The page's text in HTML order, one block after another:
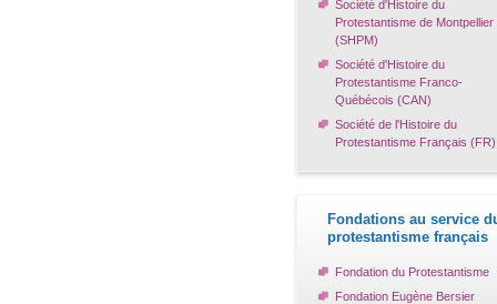
Société d'Histoire du
Protestantisme de Montpellier
(SHPM)
Société d'Histoire du
Protestantisme Franco-
Québécois (CAN)
Société de l'Histoire du
Protestantisme Français (FR)
Fondations au service
protestantisme français
Fondation du Protestantisme
Fondation Eugène Bersier